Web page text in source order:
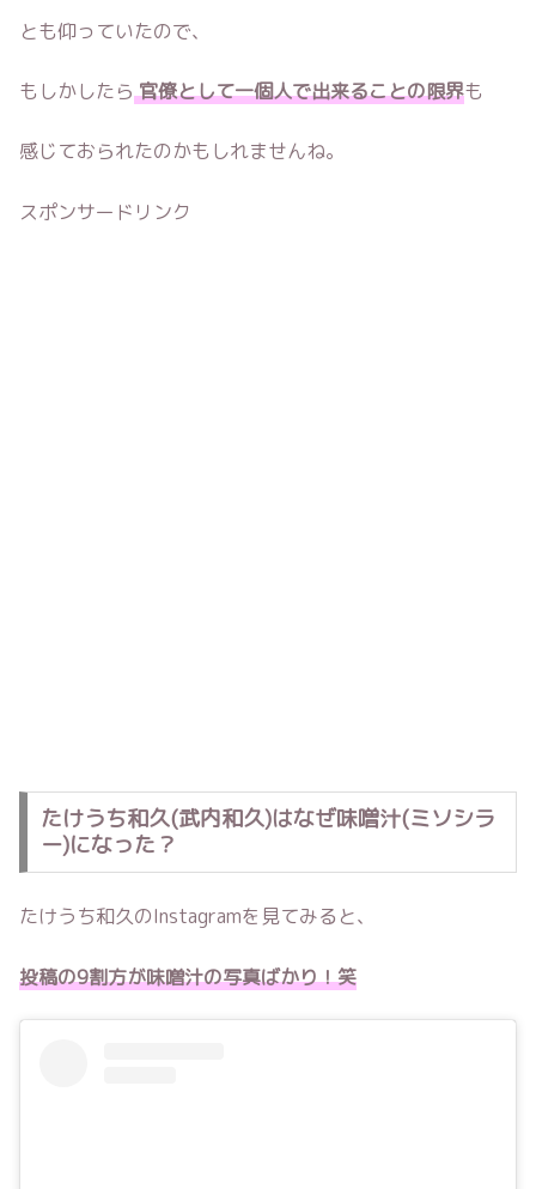
とも仰っていたので、
もしかしたら 官僚として一個人で出来ることの限界も
感じておられたのかもしれませんね。
スポンサードリンク
たけうち和久(武内和久)はなぜ味噌汁(ミソシラ
ー)になった？
たけうち和久のInstagramを見てみると、
投稿の9割方が味噌汁の写真ばかり！笑